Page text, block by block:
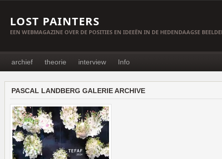
LOST PAINTERS
EEN WEBMAGAZINE OVER DE POSITIES EN IDEEËN IN DE HEDENDAAGSE
archief theorie interview Info
PASCAL LANDBERG GALERIE ARCHIVE